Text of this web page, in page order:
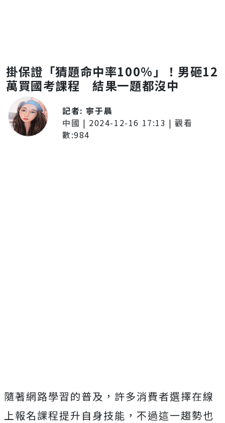
掛保證「猜題命中率100%」！男砸12
萬買國考課程 結果一題都沒中
記者: 寧于晨
中國 | 2024-12-16 17:13 | 觀看
數:984
隨著網路學習的普及，許多消費者選擇在線
上報名課程提升自身技能，不過這一趨勢也